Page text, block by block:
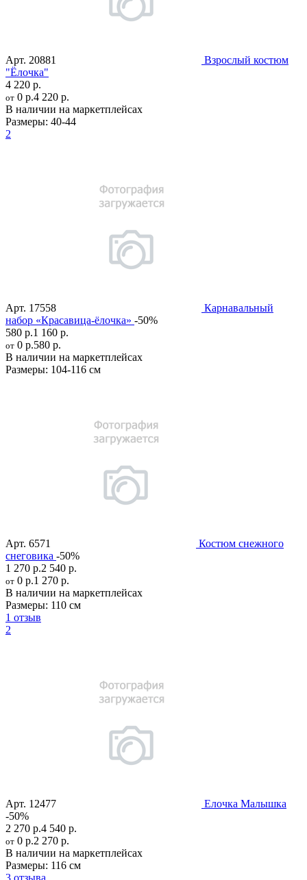
Арт. 20881
Взрослый костюм
"Ёлочка"
4 220 р.
от 0 р.4 220 р.
В наличии на маркетплейсах
Размеры: 40-44
2
Арт. 17558
Карнавальный
набор «Красавица-ёлочка» -50%
580 р.1 160 р.
от 0 р.580 р.
В наличии на маркетплейсах
Размеры: 104-116 см
Арт. 6571
Костюм снежного
снеговика -50%
1 270 р.2 540 р.
от 0 р.1 270 р.
В наличии на маркетплейсах
Размеры: 110 см
1 отзыв
2
Арт. 12477
Елочка Малышка
-50%
2 270 р.4 540 р.
от 0 р.2 270 р.
В наличии на маркетплейсах
Размеры: 116 см